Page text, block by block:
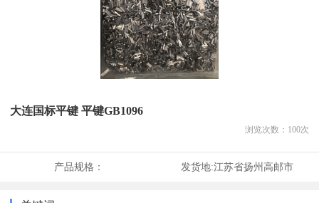
大连国标平键 平键GB1096
浏览次数： 100次
产品规格： 发货地:江苏省扬州高邮市